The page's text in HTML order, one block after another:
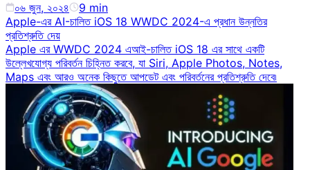
০৬ জুন, ২০২৪ 9 min
Apple-এর AI-চালিত iOS 18 WWDC 2024-এ প্রধান উন্নতির
প্রতিশ্রুতি দেয়
Apple এর WWDC 2024 এআই-চালিত iOS 18 এর সাথে একটি
উল্লেখযোগ্য পরিবর্তন চিহ্নিত করবে, যা Siri, Apple Photos, Notes,
Maps এবং আরও অনেক কিছুতে আপডেট এবং পরিবর্তনের প্রতিশ্রুতি দেবে৷